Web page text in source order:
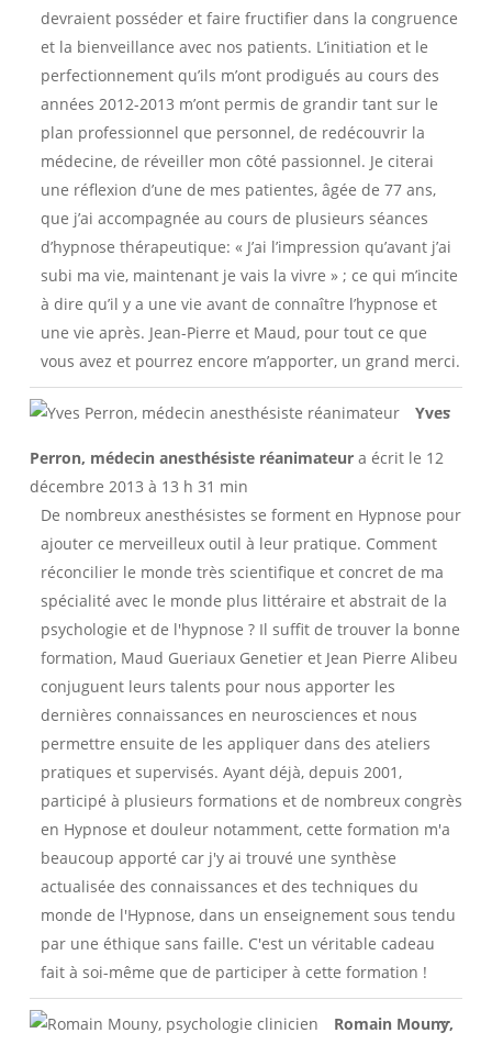
devraient posséder et faire fructifier dans la congruence
et la bienveillance avec nos patients. L’initiation et le
perfectionnement qu’ils m’ont prodigués au cours des
années 2012-2013 m’ont permis de grandir tant sur le
plan professionnel que personnel, de redécouvrir la
médecine, de réveiller mon côté passionnel. Je citerai
une réflexion d’une de mes patientes, âgée de 77 ans,
que j’ai accompagnée au cours de plusieurs séances
d’hypnose thérapeutique: « J’ai l’impression qu’avant j’ai
subi ma vie, maintenant je vais la vivre » ; ce qui m’incite
à dire qu’il y a une vie avant de connaître l’hypnose et
une vie après. Jean-Pierre et Maud, pour tout ce que
vous avez et pourrez encore m’apporter, un grand merci.
Yves
Perron, médecin anesthésiste réanimateur a écrit le 12
décembre 2013 à 13 h 31 min
De nombreux anesthésistes se forment en Hypnose pour
ajouter ce merveilleux outil à leur pratique. Comment
réconcilier le monde très scientifique et concret de ma
spécialité avec le monde plus littéraire et abstrait de la
psychologie et de l'hypnose ? Il suffit de trouver la bonne
formation, Maud Gueriaux Genetier et Jean Pierre Alibeu
conjuguent leurs talents pour nous apporter les
dernières connaissances en neurosciences et nous
permettre ensuite de les appliquer dans des ateliers
pratiques et supervisés. Ayant déjà, depuis 2001,
participé à plusieurs formations et de nombreux congrès
en Hypnose et douleur notamment, cette formation m'a
beaucoup apporté car j'y ai trouvé une synthèse
actualisée des connaissances et des techniques du
monde de l'Hypnose, dans un enseignement sous tendu
par une éthique sans faille. C'est un véritable cadeau
fait à soi-même que de participer à cette formation !
...
Romain Mouny,
...
cette